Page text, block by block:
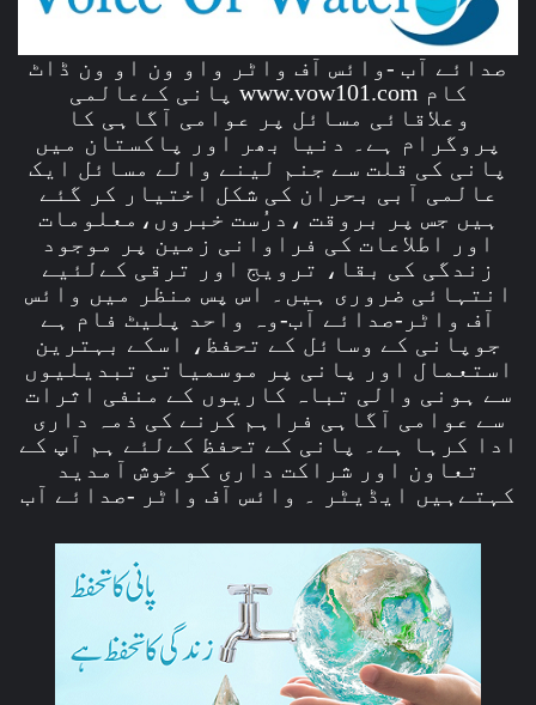
صدائے آب -وائس آف واٹر واو ون او ون ڈاٹ
کام www.vow101.com پانی کےعالمی
وعلاقائی مسائل پر عوامی آگاہی کا
پروگرام ہے۔ دنیا بھر اور پاکستان میں
پانی کی قلت سے جنم لینے والے مسائل ایک
عالمی آبی بحران کی شکل اختیار کر گئے
ہیں جس پر بروقت ،درُست خبروں،معلومات
اور اطلاعات کی فراوانی زمین پر موجود
زندگی کی بقا، ترویج اور ترقی کےلئیے
انتہائی ضروری ہیں۔ اس پس منظر میں وائس
آف واٹر-صدائے آب-وہ واحد پلیٹ فام ہے
جوپانی کے وسائل کے تحفظ، اسکے بہترین
استعمال اور پانی پر موسمیاتی تبدیلیوں
سے ہونی والی تباہ کاریوں کے منفی اثرات
سے عوامی آگاہی فراہم کرنے کی ذمہ داری
ادا کرہا ہے۔ پانی کے تحفظ کےلئے ہم آپ کے
تعاون اور شراکت داری کو خوش آمدید
کہتےہیں ایڈیٹر ۔ وائس آف واٹر -صدائے آب